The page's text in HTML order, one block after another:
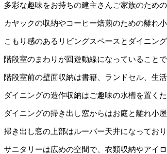
多彩な趣味をお持ちの建主さんご家族のための
カヤックの収納やコーヒー焙煎のための離れ小
こもり感のあるリビングスペースとダイニン
階段室のまわりが回遊動線になっていること
階段室前の壁面収納は書籍、ランドセル、生
ダイニングの造作収納はご趣味の水槽を置く
ダイニングの掃き出し窓からはお庭と離れ小屋
掃き出し窓の上部はルーバー天井になってお
サニタリーは広めの空間で、衣類収納やアイ